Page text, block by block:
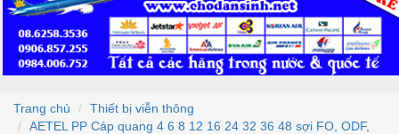
Trang chủ
Thiết bị viễn thông
AETEL PP Cáp quang 4 6 8 12 16 24 32 36 48 sợi FO, ODF,